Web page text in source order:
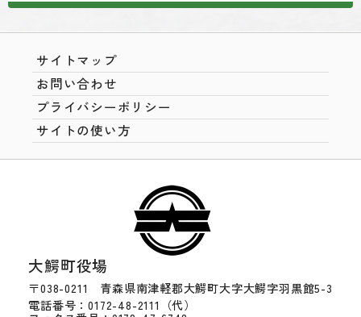
サイトマップ
お問い合わせ
プライバシーポリシー
サイトの使い方
大鰐町役場
〒038-0211 青森県南津軽郡大鰐町大字大鰐字羽黒館5-3
電話番号：0172-48-2111（代）